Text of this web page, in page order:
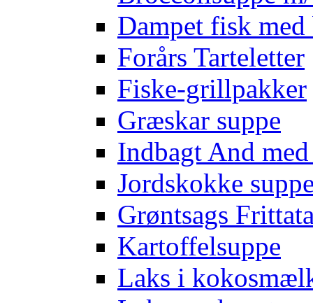
Dampet fisk
Forårs Tarteletter
Fiske-grillpakker
Græskar suppe
Indbagt And
Jordskokke
Grøntsags
Kartoffelsuppe
Laks i